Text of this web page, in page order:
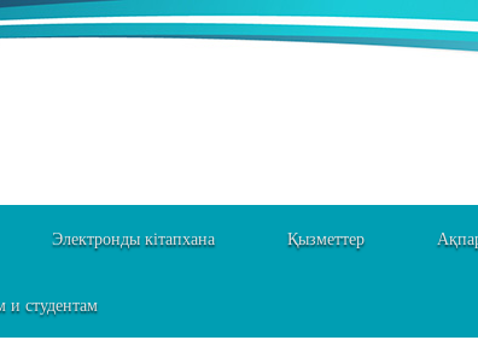
Электронды кітапхана Қызметтер
и студентам